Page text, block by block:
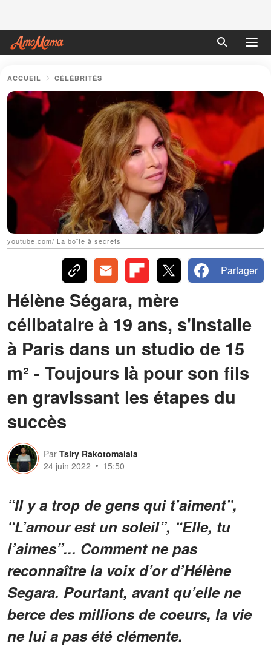
ACCUEIL CÉLÉBRITÉS
youtube.com/ La boîte à secrets
Partager
Hélène Ségara, mère
célibataire à 19 ans, s'installe
à Paris dans un studio de 15
m² - Toujours là pour son fils
en gravissant les étapes du
succès
Par Tsiry Rakotomalala
24 juin 2022
15:50
“Il y a trop de gens qui t’aiment”,
“L’amour est un soleil”, “Elle, tu
l’aimes”... Comment ne pas
reconnaître la voix d’or d’Hélène
Segara. Pourtant, avant qu’elle ne
berce des millions de coeurs, la vie
ne lui a pas été clémente.